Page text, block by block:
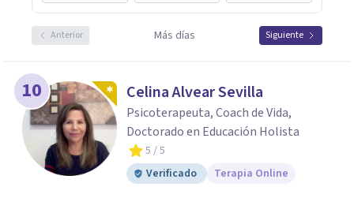
Anterior Más días Siguiente
10 Celina Alvear Sevilla
Psicoterapeuta, Coach de Vida,
Doctorado en Educación Holista
5 / 5
Verificado
Terapia Online